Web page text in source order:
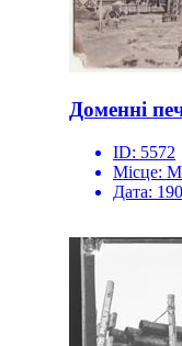
Доменні
ID: 5572
Місце:
Дата: